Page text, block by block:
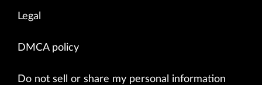
Legal
DMCA policy
Do not sell or share my personal information